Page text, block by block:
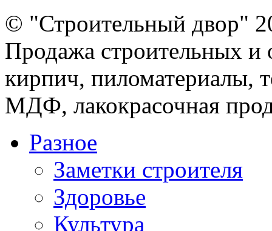
© "Строительный двор"
Продажа строительных и
кирпич, пиломатериалы,
МДФ, лакокрасочная
Разное
Заметки строителя
Здоровье
Культура